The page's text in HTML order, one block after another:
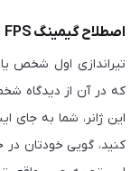
اصطلاح گیمینگ FPS
که در آن از دیدگاه
این ژانر، شما به
کنید، گویی خودتان